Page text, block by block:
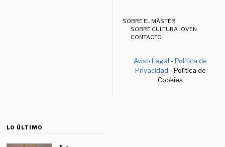
SOBRE EL MÁSTER
SOBRE CULTURA JOVEN
CONTACTO
Aviso Legal -Política de
Privacidad - Política de
Cookies
LO ÚLTIMO